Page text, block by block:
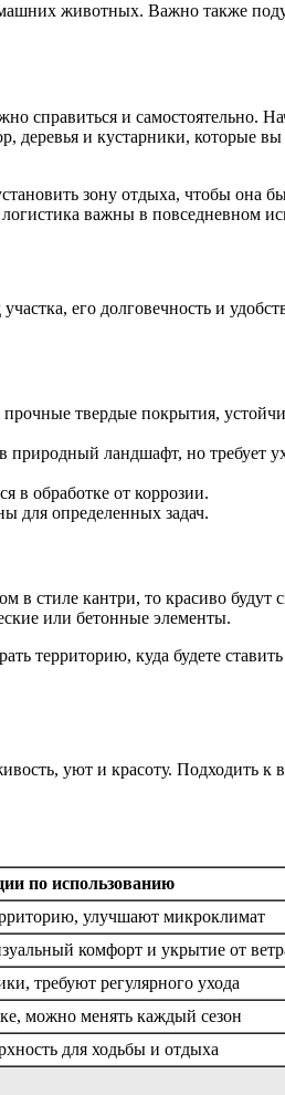
животных. Важно также
справиться и самостоятельно.
и кустарники, которые вы
зону отдыха, чтобы она
важны в повседневном
его долговечность и
твердые покрытия,
природный ландшафт, но требует
в обработке от коррозии.
для определенных задач.
стиле кантри, то красиво будут
или бетонные элементы.
территорию, куда будете
уют и красоту. Подходить к
по использованию
улучшают микроклимат
комфорт и укрытие от
требуют регулярного ухода
можно менять каждый сезон
для ходьбы и отдыха